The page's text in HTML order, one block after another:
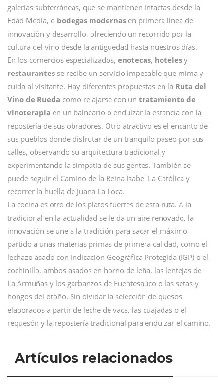
galerías subterráneas, que se mantienen intactas desde la
Edad Media, o bodegas modernas en primera línea de
innovación y desarrollo, ofreciendo un recorrido por la
cultura del vino desde la antigüedad hasta nuestros días.
En los comercios especializados, enotecas, hoteles y
restaurantes se recibe un servicio impecable que mima y
cuida al visitante. Hay diferentes propuestas en la Ruta del
Vino de Rueda como relajarse con un tratamiento de
vinoterapia en un balneario o endulzar la estancia con la
repostería de sus obradores. Otro atractivo es el encanto de
sus pueblos donde disfrutar de un tranquilo paseo por sus
calles, observando su arquitectura tradicional y
experimentando la simpatía de sus gentes. También se
puede seguir el Camino de la Reina Isabel La Católica y
recorrer la huella de Juana La Loca.
La cocina es otro de los platos fuertes de esta ruta. A la
tradicional en la actualidad se le da un aire renovado, la
innovación se une a la tradición para sacar el máximo
partido a unas materias primas de primera calidad, como el
lechazo asado con Indicación Geográfica Protegida (IGP) o el
cochinillo, ambos asados en horno de leña, las lentejas de
La Armuñas y los garbanzos de Fuentesaúco o las setas y
hongos del otoño. Sin olvidar la selección de quesos
elaborados a partir de leche de vaca, las cuajadas o el
requesón y la repostería tradicional para endulzar el camino.
Artículos relacionados